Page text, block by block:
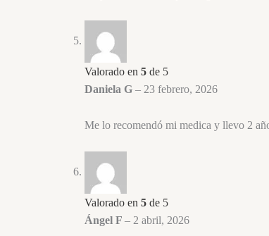
Valorado en 5 de 5
Daniela G – 23 febrero, 2026
Me lo recomendó mi medica y llevo 2
Valorado en 5 de 5
Ángel F – 2 abril, 2026